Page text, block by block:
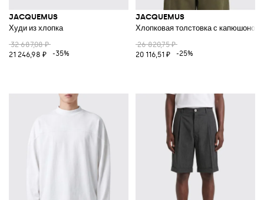
JACQUEMUS
Худи из хлопка
32 687,08 ₽
21 246,98 ₽
-35%
JACQUEMUS
Хлопковая толстовка с капюшоном
26 820,75 ₽
20 116,51 ₽
-25%